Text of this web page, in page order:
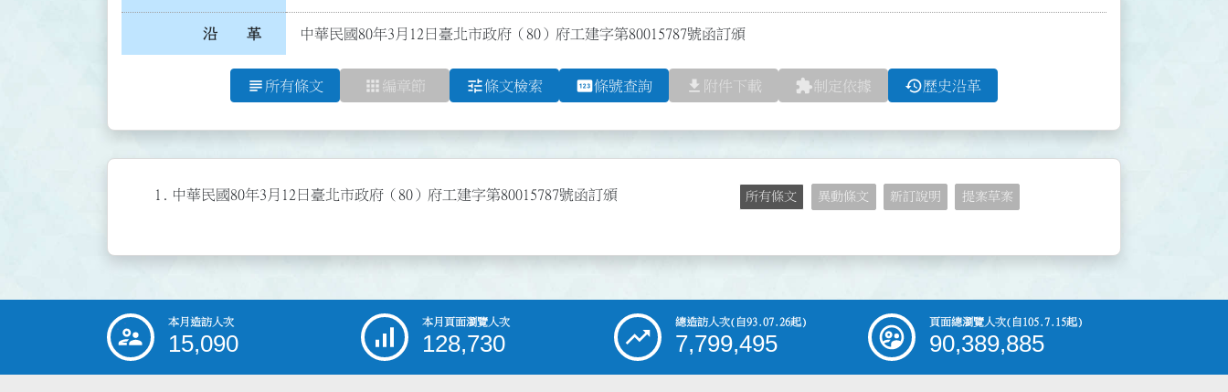
沿 革 中華民國80年3月12日臺北市政府（80）府工建字第80015787號函訂頒
subject 所有條文 apps 編章節 tune條文檢索 pin條號查詢 file_download 附件下載 extension制定依據 history歷史沿革
1. 中華民國80年3月12日臺北市政府（80）府工建字第80015787號函訂頒 所有條文 異動條文 新訂說明 提案草案
::: 本月造訪人次
15,090
本月頁面瀏覽人次
128,730
總造訪人次(自93.07.26起)
7,799,495
頁面總瀏覽人次(自105.7.15起)
90,389,885